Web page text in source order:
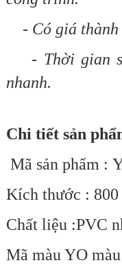
- Có giá thành
- Thời gian
nhanh.
Chi tiết sản
Mã sản phẩm :
Kích thước :
Chất liệu :PVC
Mã màu YO